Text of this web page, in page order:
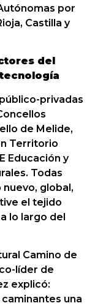
por
Castilla y
del
privadas
de Melide,
Territorio
Educación y
Todas
nuevo, global,
el tejido
lo largo del
Camino de
líder de
explicó:
una